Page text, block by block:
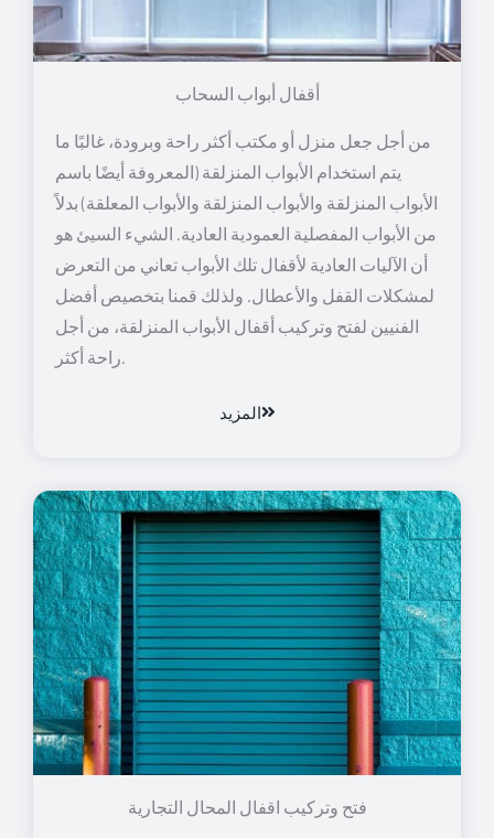
أقفال أبواب السحاب
من أجل جعل منزل أو مكتب أكثر راحة وبرودة، غالبًا ما
يتم استخدام الأبواب المنزلقة (المعروفة أيضًا باسم
الأبواب المنزلقة والأبواب المنزلقة والأبواب المعلقة) بدلاً
من الأبواب المفصلية العمودية العادية. الشيء السيئ هو
أن الآليات العادية لأقفال تلك الأبواب تعاني من التعرض
لمشكلات القفل والأعطال. ولذلك قمنا بتخصيص أفضل
الفنيين لفتح وتركيب أقفال الأبواب المنزلقة، من أجل
راحة أكثر.
المزيد
فتح وتركيب اقفال المحال التجارية